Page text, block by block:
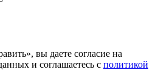
, вы даете согласие на
и соглашаетесь с политикой